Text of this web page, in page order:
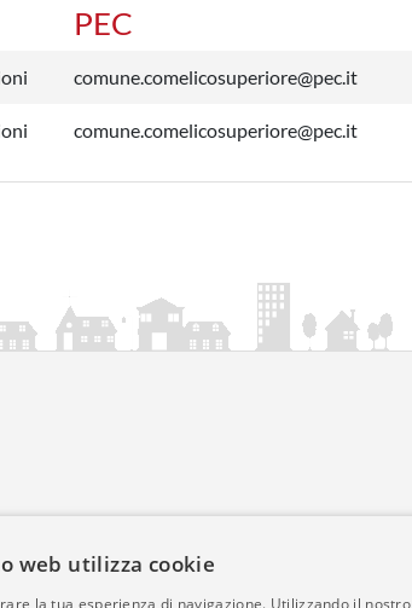
PEC
comune.comelicosuperiore@pec.it
comune.comelicosuperiore@pec.it
web utilizza cookie
la tua esperienza di navigazione. Utilizzando il nostro